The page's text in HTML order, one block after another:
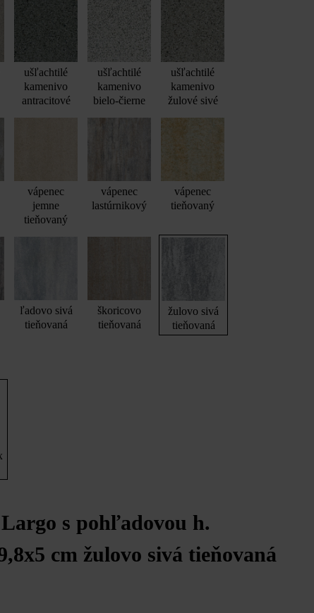
hranou 59,8 x 39,8 x 5 cm, žulovo sivá tieňovaná; Largo
59,8 x 39,8 x 5 cm, žulovo sivá tieňovaná
ušľachtilé
kamenivo
antracitové
ušľachtilé
kamenivo
bielo-čierne
ušľachtilé
kamenivo
žulové sivé
vápenec
jemne
tieňovaný
vápenec
lastúrnikový
vápenec
tieňovaný
ľadovo sivá
tieňovaná
škoricovo
tieňovaná
žulovo sivá
tieňovaná
s pohľadovou h.
cm žulovo sivá tieňovaná